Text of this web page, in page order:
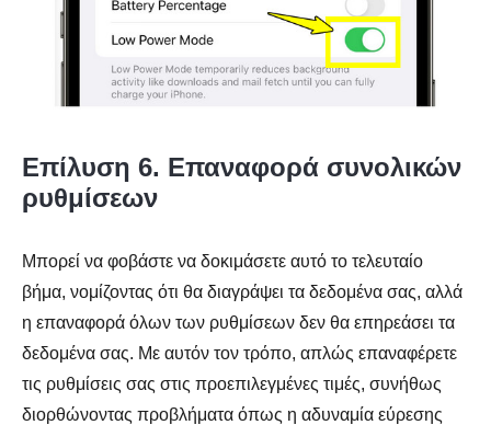
Επίλυση 6. Επαναφορά συνολικών
ρυθμίσεων
Μπορεί να φοβάστε να δοκιμάσετε αυτό το τελευταίο
βήμα, νομίζοντας ότι θα διαγράψει τα δεδομένα σας, αλλά
η επαναφορά όλων των ρυθμίσεων δεν θα επηρεάσει τα
δεδομένα σας. Με αυτόν τον τρόπο, απλώς επαναφέρετε
τις ρυθμίσεις σας στις προεπιλεγμένες τιμές, συνήθως
διορθώνοντας προβλήματα όπως η αδυναμία εύρεσης